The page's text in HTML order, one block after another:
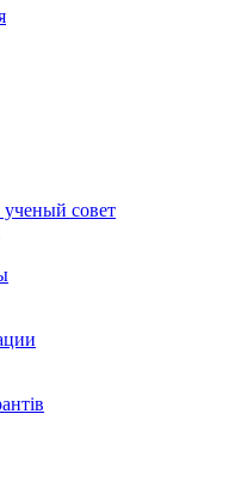
совет